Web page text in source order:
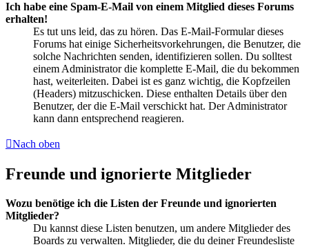
Ich habe eine Spam-E-Mail von einem Mitglied dieses Forums
erhalten!
Es tut uns leid, das zu hören. Das E-Mail-Formular dieses
Forums hat einige Sicherheitsvorkehrungen, die Benutzer, die
solche Nachrichten senden, identifizieren sollen. Du solltest
einem Administrator die komplette E-Mail, die du bekommen
hast, weiterleiten. Dabei ist es ganz wichtig, die Kopfzeilen
(Headers) mitzuschicken. Diese enthalten Details über den
Benutzer, der die E-Mail verschickt hat. Der Administrator
kann dann entsprechend reagieren.
Nach oben
Freunde und ignorierte Mitglieder
Wozu benötige ich die Listen der Freunde und ignorierten
Mitglieder?
Du kannst diese Listen benutzen, um andere Mitglieder des
Boards zu verwalten. Mitglieder, die du deiner Freundesliste